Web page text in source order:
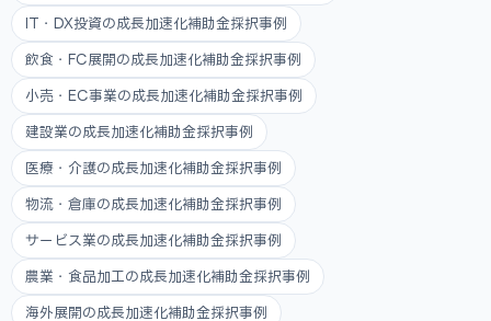
IT・DX投資の成長加速化補助金採択事例
飲食・FC展開の成長加速化補助金採択事例
小売・EC事業の成長加速化補助金採択事例
建設業の成長加速化補助金採択事例
医療・介護の成長加速化補助金採択事例
物流・倉庫の成長加速化補助金採択事例
サービス業の成長加速化補助金採択事例
農業・食品加工の成長加速化補助金採択事例
海外展開の成長加速化補助金採択事例